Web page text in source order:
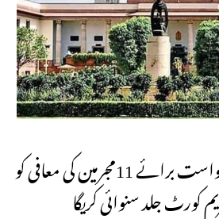
بلقیس بانوکی نظر ثانی درخواست برائے 11مجرمین کی معافی کو
کورٹ جلد سنوائی کریگا